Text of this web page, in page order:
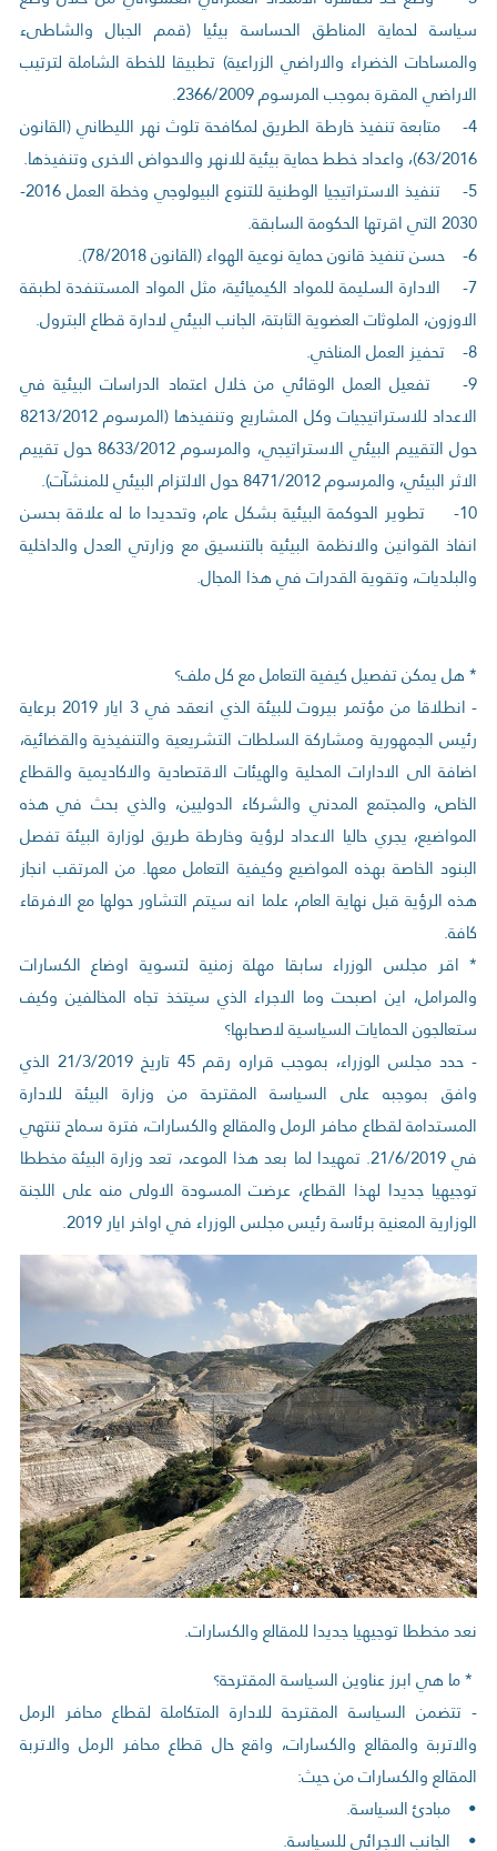
سياسة لحماية المناطق الحساسة بيئيا (قمم الجبال والشاطىء
والمساحات الخضراء والاراضي الزراعية) تطبيقا للخطة الشاملة لترتيب
الاراضي المقرة بموجب المرسوم 2366/2009.
4- متابعة تنفيذ خارطة الطريق لمكافحة تلوث نهر الليطاني (القانون
63/2016)، واعداد خطط حماية بيئية للانهر والاحواض الاخرى وتنفيذها.
5- تنفيذ الاستراتيجيا الوطنية للتنوع البيولوجي وخطة العمل 2016-
2030 التي اقرتها الحكومة السابقة.
6- حسن تنفيذ قانون حماية نوعية الهواء (القانون 78/2018).
7- الادارة السليمة للمواد الكيميائية، مثل المواد المستنفدة لطبقة
الاوزون، الملوثات العضوية الثابتة، الجانب البيئي لادارة قطاع البترول.
8- تحفيز العمل المناخي.
9- تفعيل العمل الوقائي من خلال اعتماد الدراسات البيئية في
الاعداد للاستراتيجيات وكل المشاريع وتنفيذها (المرسوم 8213/2012
حول التقييم البيئي الاستراتيجي، والمرسوم 8633/2012 حول تقييم
الاثر البيئي، والمرسوم 8471/2012 حول الالتزام البيئي للمنشآت).
10- تطوير الحوكمة البيئية بشكل عام، وتحديدا ما له علاقة بحسن
انفاذ القوانين والانظمة البيئية بالتنسيق مع وزارتي العدل والداخلية
والبلديات، وتقوية القدرات في هذا المجال.
* هل يمكن تفصيل كيفية التعامل مع كل ملف؟
- انطلاقا من مؤتمر بيروت للبيئة الذي انعقد في 3 ايار 2019 برعاية
رئيس الجمهورية ومشاركة السلطات التشريعية والتنفيذية والقضائية،
اضافة الى الادارات المحلية والهيئات الاقتصادية والاكاديمية والقطاع
الخاص، والمجتمع المدني والشركاء الدوليين، والذي بحث في هذه
المواضيع، يجري حاليا الاعداد لرؤية وخارطة طريق لوزارة البيئة تفصل
البنود الخاصة بهذه المواضيع وكيفية التعامل معها. من المرتقب انجاز
هذه الرؤية قبل نهاية العام، علما انه سيتم التشاور حولها مع الافرقاء
كافة.
* اقر مجلس الوزراء سابقا مهلة زمنية لتسوية اوضاع الكسارات
والمرامل، اين اصبحت وما الاجراء الذي سيتخذ تجاه المخالفين وكيف
ستعالجون الحمايات السياسية لاصحابها؟
- حدد مجلس الوزراء، بموجب قراره رقم 45 تاريخ 21/3/2019 الذي
وافق بموجبه على السياسة المقترحة من وزارة البيئة للادارة
المستدامة لقطاع محافر الرمل والمقالع والكسارات، فترة سماح تنتهي
في 21/6/2019. تمهيدا لما بعد هذا الموعد، تعد وزارة البيئة مخططا
توجيهيا جديدا لهذا القطاع، عرضت المسودة الاولى منه على اللجنة
الوزارية المعنية برئاسة رئيس مجلس الوزراء في اواخر ايار 2019.
نعد مخططا توجيهيا جديدا للمقالع والكسارات.
* ما هي ابرز عناوين السياسة المقترحة؟
- تتضمن السياسة المقترحة للادارة المتكاملة لقطاع محافر الرمل
والاتربة والمقالع والكسارات، واقع حال قطاع محافر الرمل والاتربة
المقالع والكسارات من حيث:
• مبادئ السياسة.
• الجانب الاجرائي للسياسة.